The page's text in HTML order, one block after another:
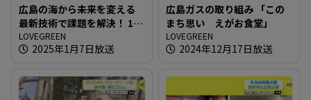
広島の海から未来を変える
最新技術で課題を解決！ 13
日（月・祝）放送
LOVEGREEN
2025年1月7日放送
広島ガスの取り組み 「この
まち思い えがお食堂」
LOVEGREEN
2024年12月17日放送